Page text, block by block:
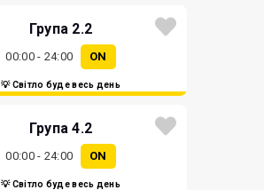
Група 2.2
00:00 - 24:00 ON
💡 Світло буде весь день
Група 4.2
00:00 - 24:00 ON
💡 Світло буде весь день